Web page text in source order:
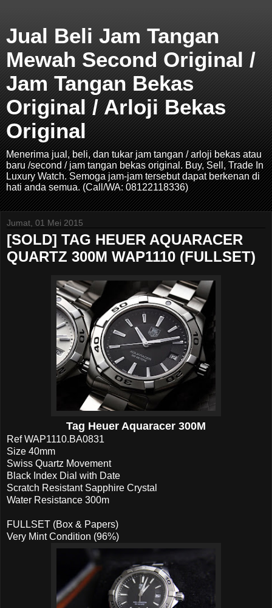
Jual Beli Jam Tangan
Mewah Second Original /
Jam Tangan Bekas
Original / Arloji Bekas
Original
Menerima jual, beli, dan tukar jam tangan / arloji bekas atau
baru /second / jam tangan bekas original. Buy, Sell, Trade In
Luxury Watch. Semoga jam-jam tersebut dapat berkenan di
hati anda semua. (Call/WA: 08122118336)
Jumat, 01 Mei 2015
[SOLD] TAG HEUER AQUARACER
QUARTZ 300M WAP1110 (FULLSET)
Tag Heuer Aquaracer 300M
Ref WAP1110.BA0831
Size 40mm
Swiss Quartz Movement
Black Index Dial with Date
Scratch Resistant Sapphire Crystal
Water Resistance 300m
FULLSET (Box & Papers)
Very Mint Condition (96%)